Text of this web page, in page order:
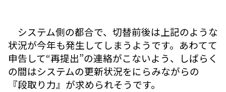
システム側の都合で、切替前後は上記のような
状況が今年も発生してしまうようです。あわてて
申告して“再提出”の連絡がこないよう、しばらく
の間はシステムの更新状況をにらみながらの
『段取り力』が求められそうです。